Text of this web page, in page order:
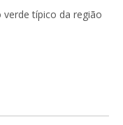
típico da região